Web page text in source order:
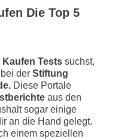
Die Top 5
Tests suchst,
der Stiftung
Diese Portale
aus den
sogar einige
an die Hand gelegt.
einem speziellen